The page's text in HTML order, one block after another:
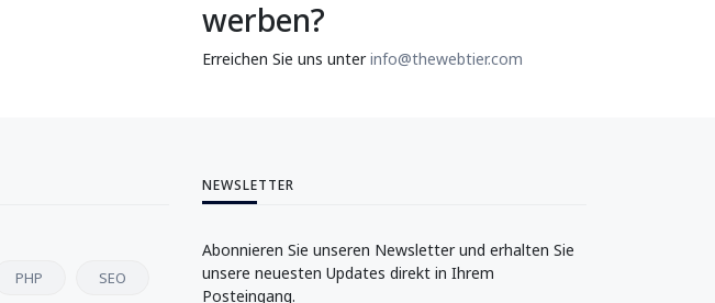
werben?
Erreichen Sie uns unterinfo@thewebtier.com
PHP SEO
NEWSLETTER
Abonnieren Sie unseren Newsletter und erhalten Sie
unsere neuesten Updates direkt in Ihrem
Posteingang.